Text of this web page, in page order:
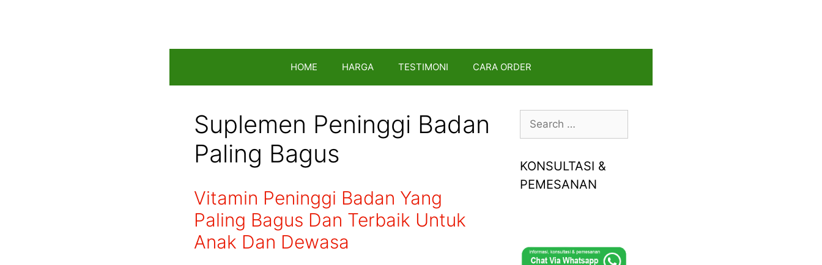
HOME HARGA TESTIMONI CARA ORDER
Suplemen Peninggi Badan
Paling Bagus
Vitamin Peninggi Badan Yang
Paling Bagus Dan Terbaik Untuk
Anak Dan Dewasa
Search
for:
KONSULTASI &
PEMESANAN